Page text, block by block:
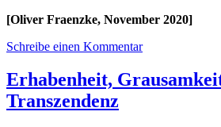
[Oliver Fraenzke, November 2020]
Schreibe einen Kommentar
Erhabenheit,
Transzendenz